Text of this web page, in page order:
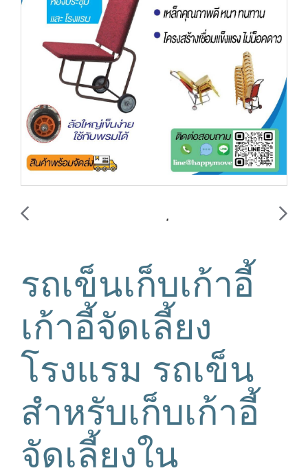
รถเข็นเก็บเก้าอี้
เก้าอี้จัดเลี้ยง
โรงแรม รถเข็น
สำหรับเก็บเก้าอี้
จัดเลี้ยงใน